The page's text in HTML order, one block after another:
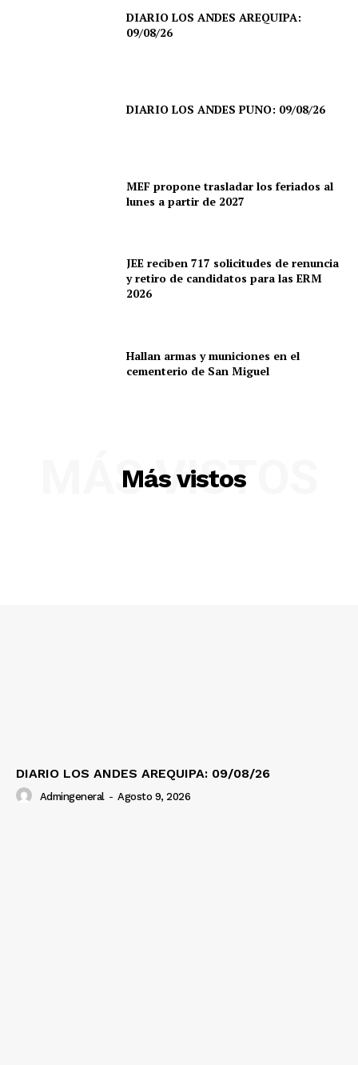
DIARIO LOS ANDES AREQUIPA:
09/08/26
DIARIO LOS ANDES PUNO: 09/08/26
MEF propone trasladar los feriados al
lunes a partir de 2027
JEE reciben 717 solicitudes de renuncia
y retiro de candidatos para las ERM
2026
Hallan armas y municiones en el
cementerio de San Miguel
Más vistos
MÁS VISTOS
DIARIO LOS ANDES AREQUIPA: 09/08/26
Admingeneral - Agosto 9, 2026